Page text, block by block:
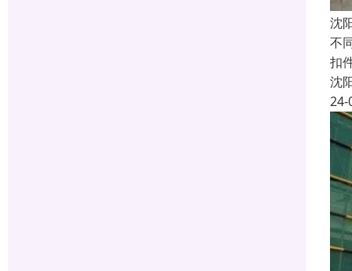
沈
不
扣
沈
24-